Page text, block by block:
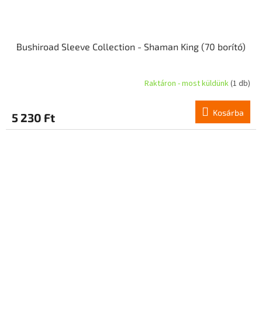
Bushiroad Sleeve Collection - Shaman King (70 borító)
Raktáron - most küldünk(1 db)
5 230 Ft Kosárba